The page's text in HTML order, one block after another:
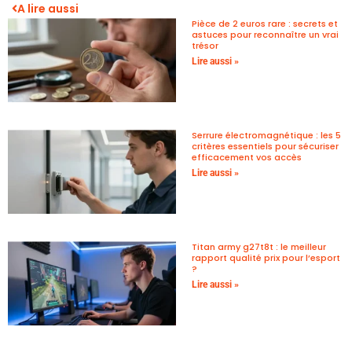
A lire aussi
Pièce de 2 euros rare : secrets et
astuces pour reconnaître un vrai
trésor
Lire aussi »
Serrure électromagnétique : les 5
critères essentiels pour sécuriser
efficacement vos accès
Lire aussi »
Titan army g27t8t : le meilleur
rapport qualité prix pour l’esport
?
Lire aussi »